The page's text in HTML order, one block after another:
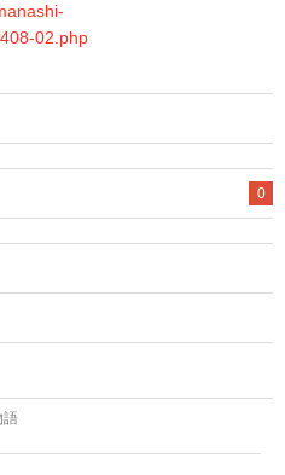
02.php
0
語